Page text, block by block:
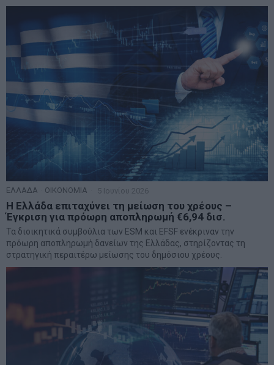
ΕΛΛΑΔΑ ΟΙΚΟΝΟΜΙΑ 5 Ιουνίου 2026
Η Ελλάδα επιταχύνει τη μείωση του χρέους –
Έγκριση για πρόωρη αποπληρωμή €6,94 δισ.
Τα διοικητικά συμβούλια των ESM και EFSF ενέκριναν την
πρόωρη αποπληρωμή δανείων της Ελλάδας, στηρίζοντας τη
στρατηγική περαιτέρω μείωσης του δημόσιου χρέους.